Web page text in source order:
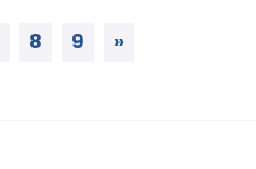
8 9 »